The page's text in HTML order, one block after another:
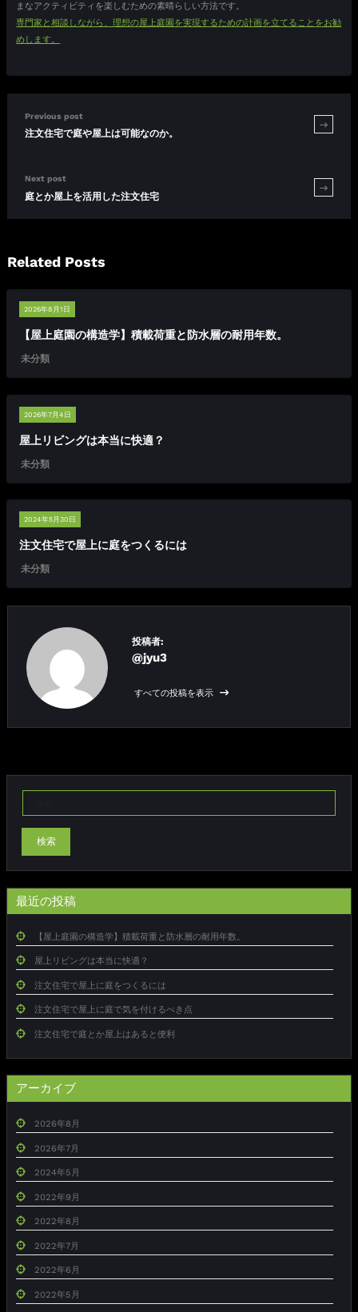
まなアクティビティを楽しむための素晴らしい方法です。
専門家と相談しながら、理想の屋上庭園を実現するための計画を立てることをお勧
めします。
Previous post
注文住宅で庭や屋上は可能なのか。
Next post
庭とか屋上を活用した注文住宅
Related Posts
2026年8月1日
【屋上庭園の構造学】積載荷重と防水層の耐用年数。
未分類
2026年7月4日
屋上リビングは本当に快適？
未分類
2024年5月30日
注文住宅で屋上に庭をつくるには
未分類
投稿者:
@jyu3
すべての投稿を表示
検索
最近の投稿
【屋上庭園の構造学】積載荷重と防水層の耐用年数。
屋上リビングは本当に快適？
注文住宅で屋上に庭をつくるには
注文住宅で屋上に庭で気を付けるべき点
注文住宅で庭とか屋上はあると便利
アーカイブ
2026年8月
2026年7月
2024年5月
2022年9月
2022年8月
2022年7月
2022年6月
2022年5月